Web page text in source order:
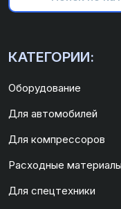
КАТЕГОРИИ:
Оборудование
Для автомобилей
Для компрессоров
Расходные материалы
Для спецтехники